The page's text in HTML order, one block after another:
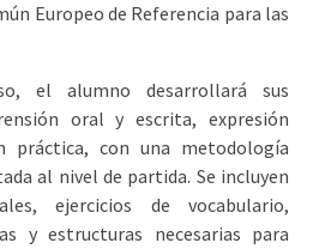
Europeo de Referencia para las
el alumno desarrollará sus
oral y escrita, expresión
práctica, con una metodología
al nivel de partida. Se incluyen
ejercicios de vocabulario,
y estructuras necesarias para